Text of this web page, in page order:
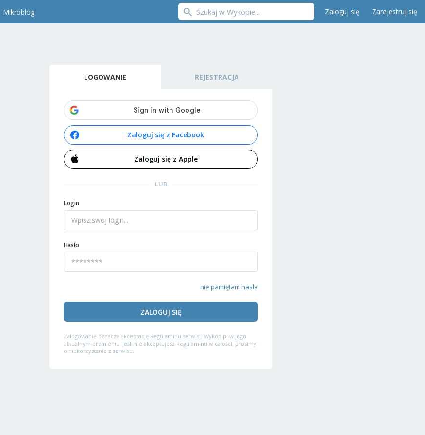
Mikroblog Zaloguj się Zarejestruj się
LOGOWANIE REJESTRACJA
Zaloguj się z Facebook
Zaloguj się z Apple
LUB
Login
Hasło
nie pamiętam hasła
ZALOGUJ SIĘ
Zalogowanie oznacza akceptację Regulaminu serwisu Wykop.pl w jego
aktualnym brzmieniu. Jeśli nie akceptujesz Regulaminu w całości, prosimy
o niekorzystanie z serwisu.